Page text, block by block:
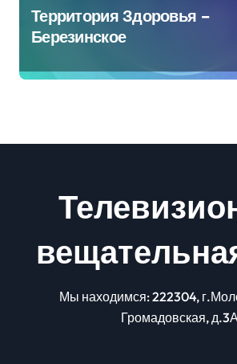
Территория Здоровья –
Березинское
Мы находимся: 222304,
Громадовская,